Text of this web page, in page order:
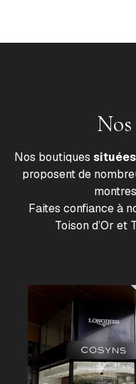
Nos boutiques
proposent de
Faites confiance à
Toison d’Or et